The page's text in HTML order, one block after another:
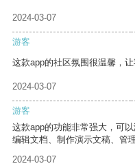
2024-03-07
游客
这款app的社区氛围很温馨，让
2024-03-07
游客
这款app的功能非常强大，可
编辑文档、制作演示文稿、管
2024-03-07